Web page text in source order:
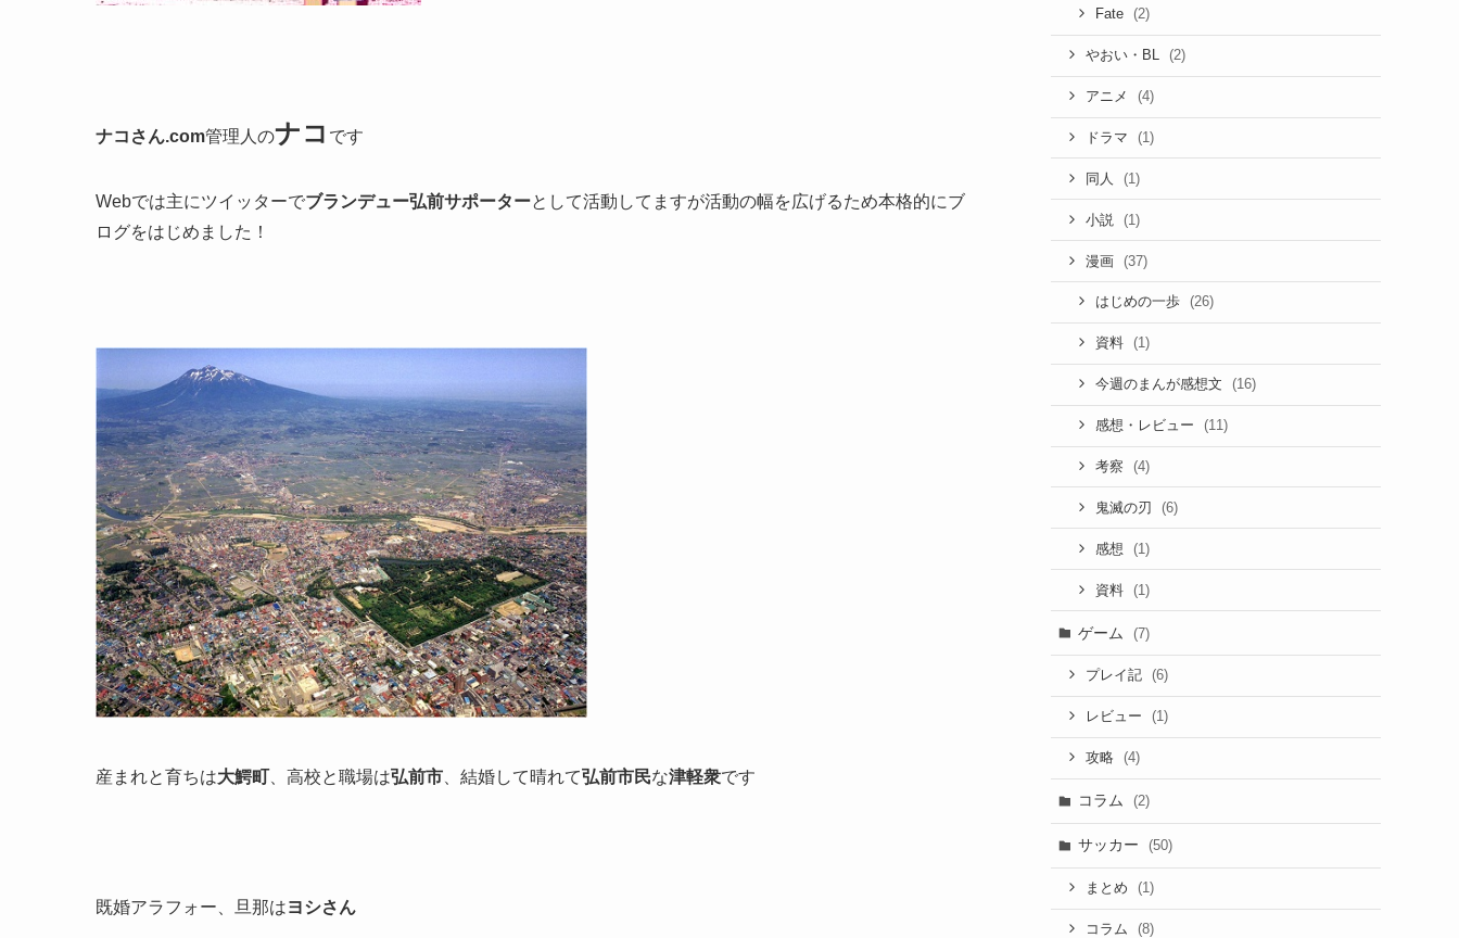
ナコさん.com管理人のナコ です
Webでは主にツイッターでブランデュー弘前サポーターとして活動してますが活動の幅を広げるため本格的にブ
ログをはじめました！
産まれと育ちは大鰐町 、高校と職場は弘前市 、結婚して晴れて弘前市民な津軽衆です
既婚アラフォー、旦那はヨシさん
Fate (2)
やおい・BL (2)
アニメ (4)
ドラマ (1)
同人 (1)
小説 (1)
漫画 (37)
はじめの一歩 (26)
資料 (1)
今週のまんが感想文 (16)
感想・レビュー (11)
考察 (4)
鬼滅の刃 (6)
感想 (1)
資料 (1)
ゲーム (7)
プレイ記 (6)
レビュー (1)
攻略 (4)
コラム (2)
サッカー (50)
まとめ (1)
コラム (8)